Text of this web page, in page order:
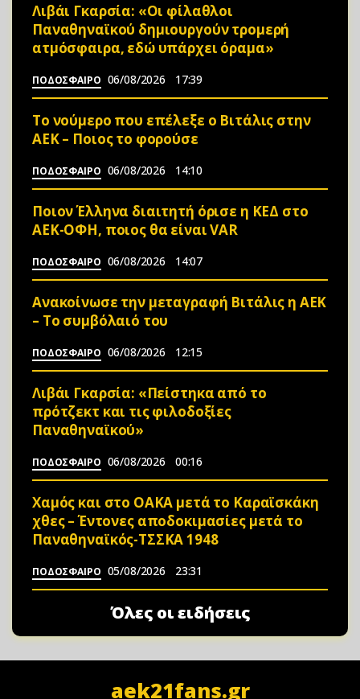
Λιβάι Γκαρσία: «Οι φίλαθλοι
Παναθηναϊκού δημιουργούν τρομερή
ατμόσφαιρα, εδώ υπάρχει όραμα»
ΠΟΔΟΣΦΑΙΡΟ 06/08/2026 17:39
Το νούμερο που επέλεξε ο Βιτάλις στην
ΑΕΚ – Ποιος το φορούσε
ΠΟΔΟΣΦΑΙΡΟ 06/08/2026 14:10
Ποιον Έλληνα διαιτητή όρισε η ΚΕΔ στο
ΑΕΚ-ΟΦΗ, ποιος θα είναι VAR
ΠΟΔΟΣΦΑΙΡΟ 06/08/2026 14:07
Ανακοίνωσε την μεταγραφή Βιτάλις η ΑΕΚ
– Το συμβόλαιό του
ΠΟΔΟΣΦΑΙΡΟ 06/08/2026 12:15
Λιβάι Γκαρσία: «Πείστηκα από το
πρότζεκτ και τις φιλοδοξίες
Παναθηναϊκού»
ΠΟΔΟΣΦΑΙΡΟ 06/08/2026 00:16
Χαμός και στο ΟΑΚΑ μετά το Καραϊσκάκη
χθες – Έντονες αποδοκιμασίες μετά το
Παναθηναϊκός-ΤΣΣΚΑ 1948
ΠΟΔΟΣΦΑΙΡΟ 05/08/2026 23:31
Όλες οι ειδήσεις
aek21fans.gr